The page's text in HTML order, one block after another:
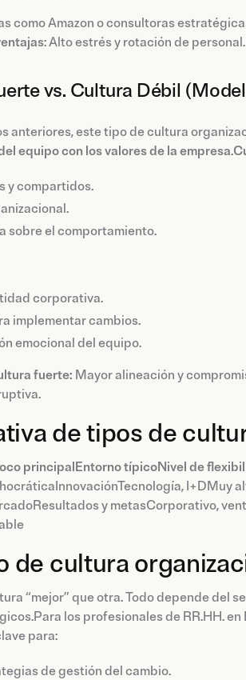
como Amazon o consultoras
: Alto estrés y rotación de personal.
vs. Cultura Débil
anteriores, este tipo de cultura
equipo con los valores de la empresa.
y compartidos.
sobre el comportamiento.
corporativa.
implementar cambios.
emocional del equipo.
fuerte: Mayor alineación y
de tipos de
principalEntorno típicoNivel de
I+DMuy
y metasCorporativo,
de cultura
“mejor” que otra. Todo depende del
los profesionales de RR.HH. en
para:
de gestión del cambio.